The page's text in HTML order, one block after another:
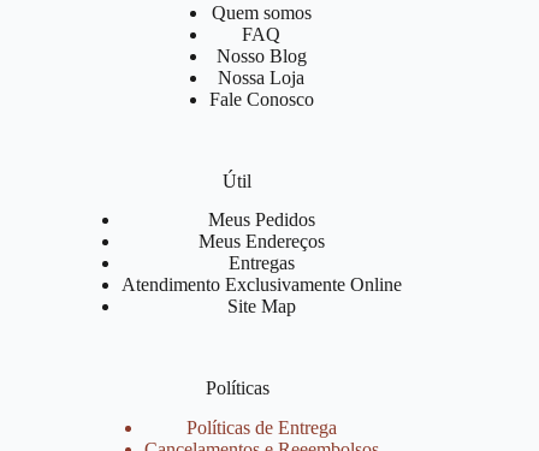
Quem somos
FAQ
Nosso Blog
Nossa Loja
Fale Conosco
Útil
Meus Pedidos
Meus Endereços
Entregas
Atendimento Exclusivamente Online
Site Map
Políticas
Políticas de Entrega